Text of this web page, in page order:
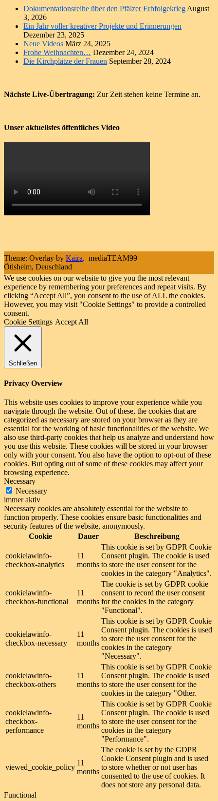
Dokumentationsreihe über den Pfälzer Erbfolgekrieg August
3, 2026
Ein Jahr voller kreativer Projekte und Erinnerungen
Dezember 23, 2025
Neue Videos März 24, 2025
Frohe Weihnachten… Dezember 24, 2024
Die Kirchplätze der Frauen September 28, 2024
Nächste Live-Übertragung: Zur Zeit stehen keine Termine an.
Unser aktuellstes öffentliches Video
Theme: Overlay by Kaira. mediaTEAM99
Ötisheim, Deuschland
We use cookies on our website to give you the most relevant
experience by remembering your preferences and repeat visits. By
clicking “Accept All”, you consent to the use of ALL the cookies.
However, you may visit "Cookie Settings" to provide a controlled
consent.
Cookie Settings Accept All
Schließen
Privacy Overview
This website uses cookies to improve your experience while you
navigate through the website. Out of these, the cookies that are
categorized as necessary are stored on your browser as they are
essential for the working of basic functionalities of the website. We
also use third-party cookies that help us analyze and understand how
you use this website. These cookies will be stored in your browser
only with your consent. You also have the option to opt-out of these
cookies. But opting out of some of these cookies may affect your
browsing experience.
Necessary
Necessary
immer aktiv
Necessary cookies are absolutely essential for the website to
function properly. These cookies ensure basic functionalities and
security features of the website, anonymously.
Cookie
Dauer Beschreibung
cookielawinfo-
checkbox-analytics
11
months
This cookie is set by GDPR Cookie
Consent plugin. The cookie is used
to store the user consent for the
cookies in the category "Analytics".
cookielawinfo-
checkbox-functional
11
months
The cookie is set by GDPR cookie
consent to record the user consent
for the cookies in the category
"Functional".
cookielawinfo-
checkbox-necessary
11
months
This cookie is set by GDPR Cookie
Consent plugin. The cookies is used
to store the user consent for the
cookies in the category
"Necessary".
cookielawinfo-
checkbox-others
11
months
This cookie is set by GDPR Cookie
Consent plugin. The cookie is used
to store the user consent for the
cookies in the category "Other.
cookielawinfo-
checkbox-
performance
11
months
This cookie is set by GDPR Cookie
Consent plugin. The cookie is used
to store the user consent for the
cookies in the category
"Performance".
viewed_cookie_policy
11
months
The cookie is set by the GDPR
Cookie Consent plugin and is used
to store whether or not user has
consented to the use of cookies. It
does not store any personal data.
Functional